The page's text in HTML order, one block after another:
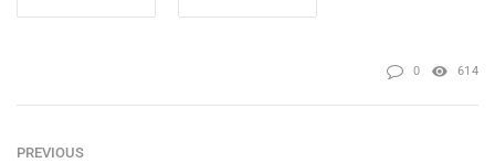
0 614
PREVIOUS